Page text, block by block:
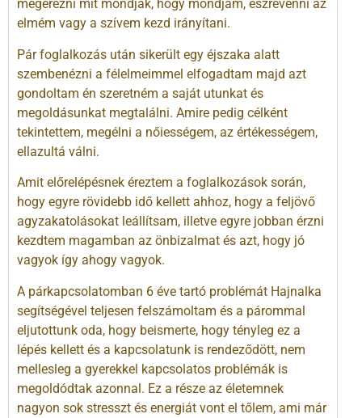
megérezni mit mondjak, hogy mondjam, észrevenni az
elmém vagy a szívem kezd irányítani.
Pár foglalkozás után sikerült egy éjszaka alatt
szembenézni a félelmeimmel elfogadtam majd azt
gondoltam én szeretném a saját utunkat és
megoldásunkat megtalálni. Amire pedig célként
tekintettem, megélni a nőiességem, az értékességem,
ellazultá válni.
Amit előrelépésnek éreztem a foglalkozások során,
hogy egyre rövidebb idő kellett ahhoz, hogy a feljövő
agyzakatolásokat leállítsam, illetve egyre jobban érzni
kezdtem magamban az önbizalmat és azt, hogy jó
vagyok így ahogy vagyok.
A párkapcsolatomban 6 éve tartó problémát Hajnalka
segítségével teljesen felszámoltam és a párommal
eljutottunk oda, hogy beismerte, hogy tényleg ez a
lépés kellett és a kapcsolatunk is rendeződött, nem
mellesleg a gyerekkel kapcsolatos problémák is
megoldódtak azonnal. Ez a része az életemnek
nagyon sok stresszt és energiát vont el tőlem, ami már